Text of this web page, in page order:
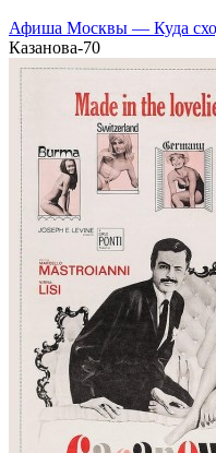
Афиша Москвы — Куда
Казанова-70